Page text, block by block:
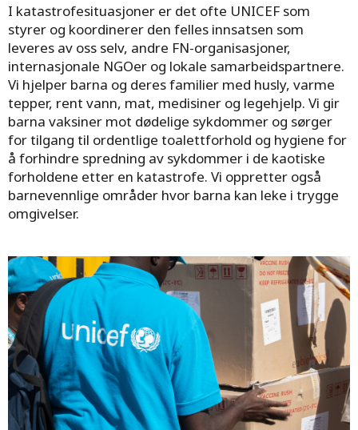
I katastrofesituasjoner er det ofte UNICEF som
styrer og koordinerer den felles innsatsen som
leveres av oss selv, andre FN-organisasjoner,
internasjonale NGOer og lokale samarbeidspartnere.
Vi hjelper barna og deres familier med husly, varme
tepper, rent vann, mat, medisiner og legehjelp. Vi gir
barna vaksiner mot dødelige sykdommer og sørger
for tilgang til ordentlige toalettforhold og hygiene for
å forhindre spredning av sykdommer i de kaotiske
forholdene etter en katastrofe. Vi oppretter også
barnevennlige områder hvor barna kan leke i trygge
omgivelser.